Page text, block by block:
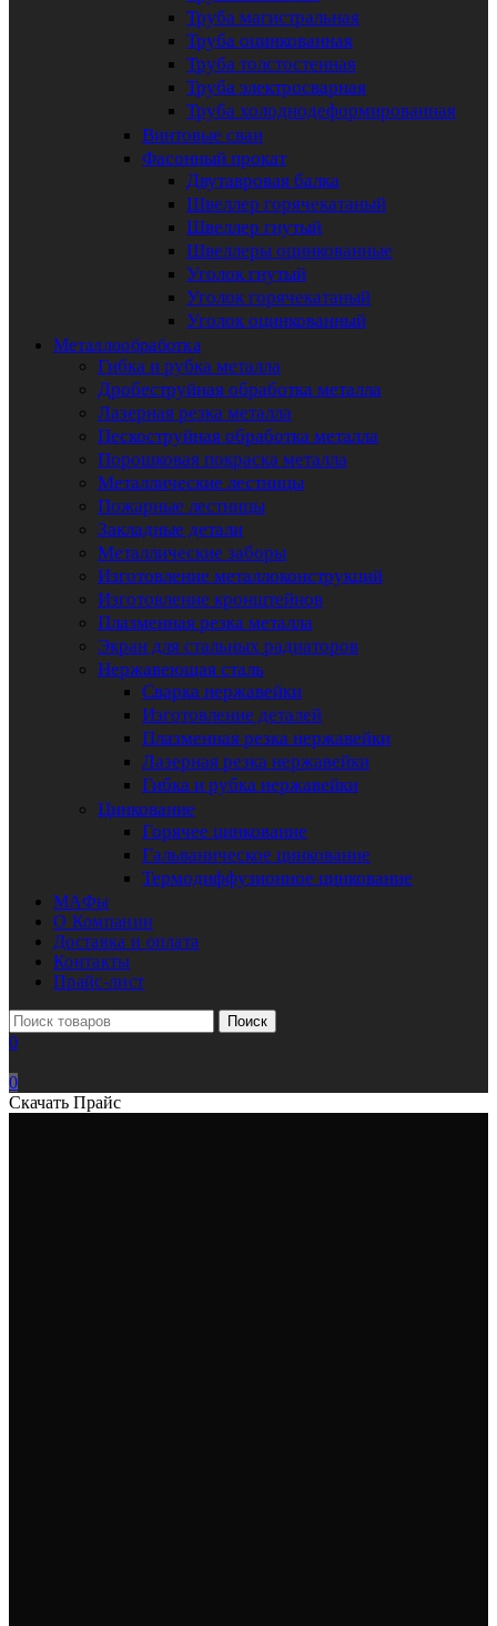
Труба магистральная
Труба оцинкованная
Труба толстостенная
Труба электросварная
Труба холоднодеформированная
Винтовые сваи
Фасонный прокат
Двутавровая балка
Швеллер горячекатаный
Швеллер гнутый
Швеллеры оцинкованные
Уголок гнутый
Уголок горячекатаный
Уголок оцинкованный
Металлообработка
Гибка и рубка металла
Дробеструйная обработка металла
Лазерная резка металла
Пескоструйная обработка металла
Порошковая покраска металла
Металлические лестницы
Пожарные лестницы
Закладные детали
Металлические заборы
Изготовление металлоконструкций
Изготовление кронштейнов
Плазменная резка металла
Экран для стальных радиаторов
Нержавеющая сталь
Сварка нержавейки
Изготовление деталей
Плазменная резка нержавейки
Лазерная резка нержавейки
Гибка и рубка нержавейки
Цинкование
Горячее цинкование
Гальваническое цинкование
Термодиффузионное цинкование
МАФы
О Компании
Доставка и оплата
Контакты
Прайс-лист
Поиск
0
0
Скачать Прайс